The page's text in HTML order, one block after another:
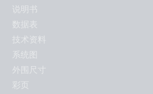
说明书
数据表
技术资料
系统图
外围尺寸
彩页